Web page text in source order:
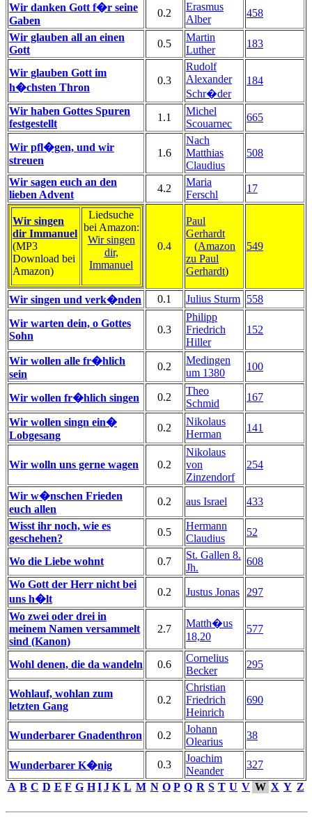
Wir danken Gott f�r seine
Gaben
0.2
Erasmus
Alber
458
Wir glauben all an einen
Gott
0.5
Martin
Luther
183
Wir glauben Gott im
h�chsten Thron
0.3
Rudolf
Alexander
Schr�der
184
Wir haben Gottes Spuren
festgestellt
1.1
Michel
Scouarnec
665
Wir pfl�gen, und wir
streuen
1.6
Nach
Matthias
Claudius
508
Wir sagen euch an den
lieben Advent
4.2
Maria
Ferschl
17
Wir singen
dir Immanuel
(MP3
Download bei
Amazon)
Liedsuche
bei Amazon:
Wir singen
dir,
Immanuel
0.4
Paul
Gerhardt
(Amazon
zu Paul
Gerhardt)
549
Wir singen und verk�nden 0.1 Julius Sturm 558
Wir warten dein, o Gottes
Sohn
0.3
Philipp
Friedrich
Hiller
152
Wir wollen alle fr�hlich
sein
0.2
Medingen
um 1380
100
Wir wollen fr�hlich singen 0.2
Theo
Schmid
167
Wir wollen singn ein�
Lobgesang
0.2
Nikolaus
Herman
141
Wir wolln uns gerne wagen 0.2
Nikolaus
von
Zinzendorf
254
Wir w�nschen Frieden
euch allen
0.2 aus Israel 433
Wisst ihr noch, wie es
geschehen?
0.5
Hermann
Claudius
52
Wo die Liebe wohnt 0.7
St. Gallen 8.
Jh.
608
Wo Gott der Herr nicht bei
uns h�lt
0.2 Justus Jonas 297
Wo zwei oder drei in
meinem Namen versammelt
sind (Kanon)
2.7
Matth�us
18,20
577
Wohl denen, die da wandeln 0.6
Cornelius
Becker
295
Wohlauf, wohlan zum
letzten Gang
0.2
Christian
Friedrich
Heinrich
690
Wunderbarer Gnadenthron 0.2
Johann
Olearius
38
Wunderbarer K�nig 0.3
Joachim
Neander
327
A B C D E F G H IJ K L M N O P Q R S T U V W X Y Z